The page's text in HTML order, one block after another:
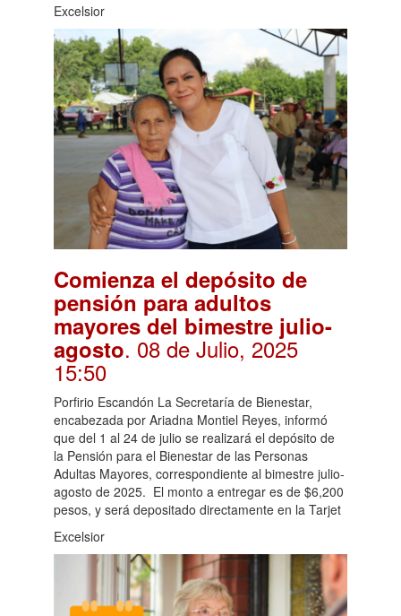
Excelsior
Comienza el depósito de
pensión para adultos
mayores del bimestre julio-
agosto. 08 de Julio, 2025
15:50
Porfirio Escandón La Secretaría de Bienestar,
encabezada por Ariadna Montiel Reyes, informó
que del 1 al 24 de julio se realizará el depósito de
la Pensión para el Bienestar de las Personas
Adultas Mayores, correspondiente al bimestre julio-
agosto de 2025. El monto a entregar es de $6,200
pesos, y será depositado directamente en la Tarjet
Excelsior